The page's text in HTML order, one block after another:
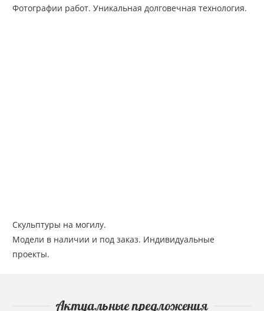
Фотографии работ. Уникальная долговечная технология.
Скульптуры на могилу.
Модели в наличии и под заказ. Индивидуальные
проекты.
Актуальные предложения